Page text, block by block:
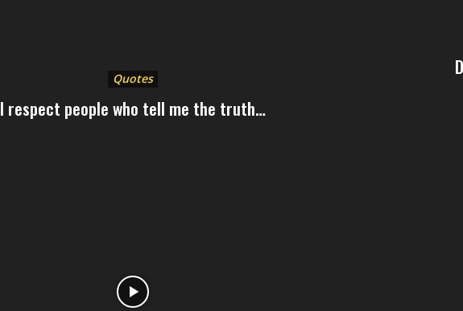
Quotes
I respect people who tell me the truth…